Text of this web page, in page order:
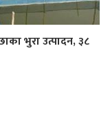
भुरा उत्पादन, ३८